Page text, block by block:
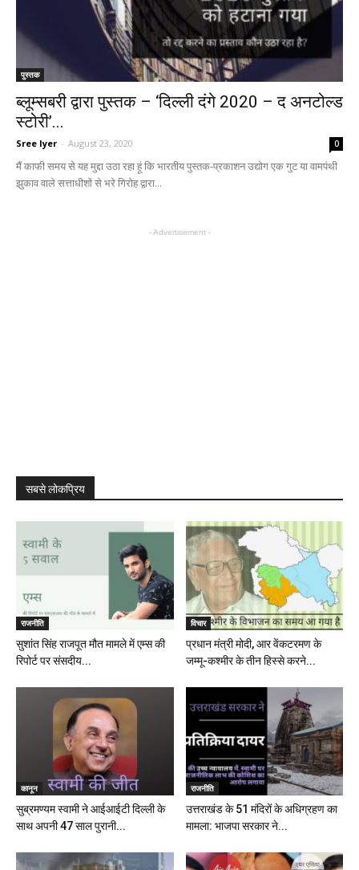
पुस्तक
ब्लूम्सबरी द्वारा पुस्तक – ‘दिल्ली दंगे 2020 – द अनटोल्ड
स्टोरी’...
Sree Iyer - August 23, 2020 0
मैं काफी समय से यह मुद्दा उठा रहा हूं कि भारतीय पुस्तक-प्रकाशन उद्योग एक गुट या वामपंथी
झुकाव वाले सत्ताधीशों से भरे गिरोह द्वारा...
- Advertisement -
सबसे लोकप्रिय
राजनीति
सुशांत सिंह राजपूत मौत मामले में एम्स की
रिपोर्ट पर संसदीय...
विचार
प्रधान मंत्री मोदी, आर वेंकटरमण के
जम्मू-कश्मीर के तीन हिस्से करने...
कानून
सुब्रमण्यम स्वामी ने आईआईटी दिल्ली के
साथ अपनी 47 साल पुरानी...
राजनीति
उत्तराखंड के 51 मंदिरों के अधिग्रहण का
मामला: भाजपा सरकार ने...